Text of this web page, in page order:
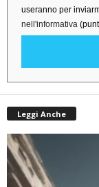
useranno per
nell'informativa
Leggi Anche